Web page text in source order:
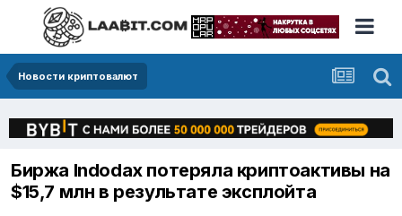
Новости криптовалют
Биржа Indodax потеряла криптоактивы на
$15,7 млн в результате эксплойта